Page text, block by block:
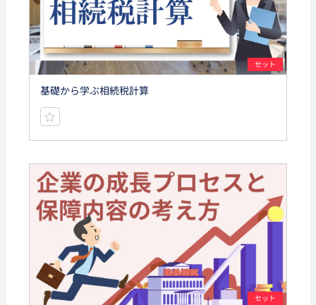
セット
基礎から学ぶ相続税計算
セット